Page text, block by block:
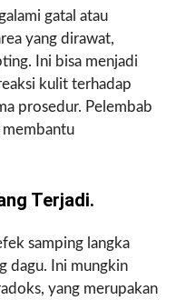
gatal atau
yang dirawat,
Ini bisa menjadi
kulit terhadap
prosedur. Pelembab
Terjadi.
samping langka
dagu. Ini mungkin
yang merupakan